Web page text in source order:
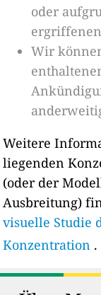
oder
Wir
Weitere
liegenden
(oder der
Ausbreitung)
visuelle Studie
Konzentration .